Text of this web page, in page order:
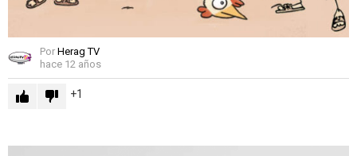
Por Herag TV
hace 12 años
1